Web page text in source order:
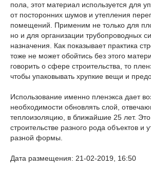
пола, этот материал используется для
от посторонних шумов и утепления
помещений. Применим не только для
но и для организации трубопроводных
назначения. Как показывает практика
тоже не может обойтись без этого
говорить о сфере строительства, то
чтобы упаковывать хрупкие вещи и
Использование именно пленэкса дает
необходимости обновлять слой,
теплоизоляцию, в ближайшие 25 лет.
строительстве разного рода объектов и
разной формы.
Дата размещения: 21-02-2019, 16:50